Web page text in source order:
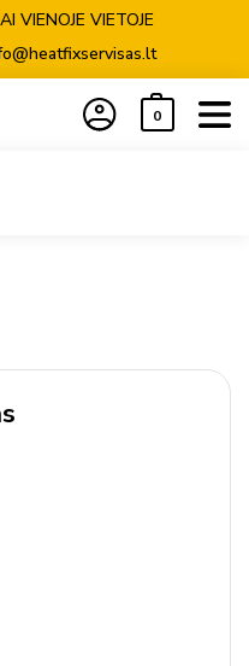
VIENOJE VIETOJE
0